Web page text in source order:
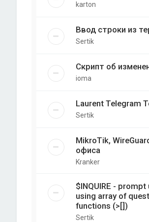
karton
Ввод строки из
Sertik
Скрипт об
ioma
Laurent Telegram
Sertik
MikroTik,
офиса
Kranker
$INQUIRE -
using array of
functions (>[])
Sertik